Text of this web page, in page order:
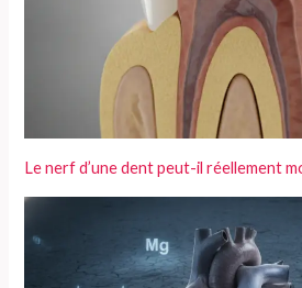
Le nerf d’une dent peut-il réellement